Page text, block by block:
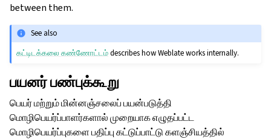
between them.
See also
கட்டிடக்கலை கண்ணோட்டம்describes how Weblate works internally.
பயனர் பண்புக்கூறு
பெயர் மற்றும் மின்னஞ்சலைப் பயன்படுத்தி
மொழிபெயர்ப்பாளர்களால் முறையாக எழுதப்பட்ட
மொழிபெயர்ப்புகளை பதிப்பு கட்டுப்பாட்டு களஞ்சியத்தில்